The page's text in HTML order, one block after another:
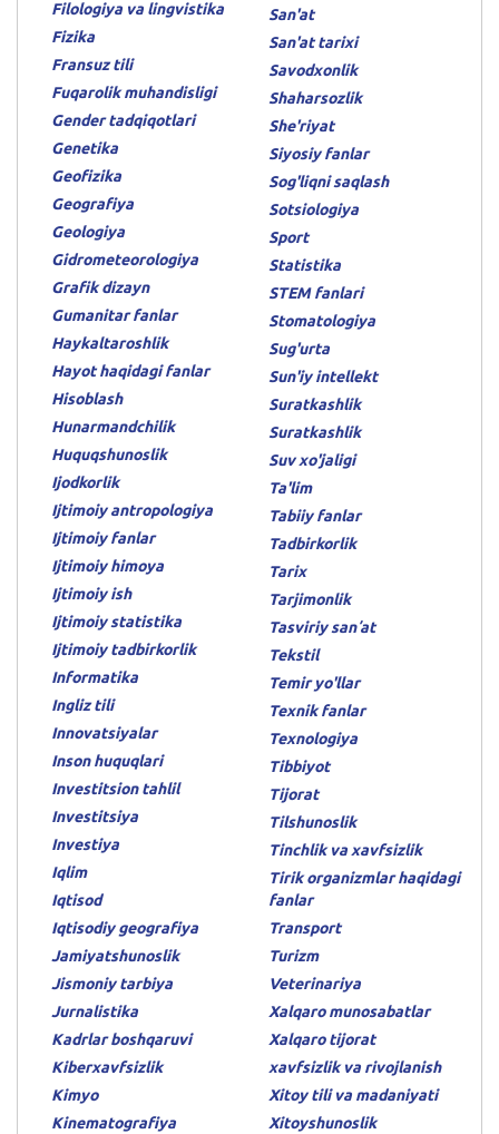
Filologiya va lingvistika
Fizika
Fransuz tili
Fuqarolik muhandisligi
Gender tadqiqotlari
Genetika
Geofizika
Geografiya
Geologiya
Gidrometeorologiya
Grafik dizayn
Gumanitar fanlar
Haykaltaroshlik
Hayot haqidagi fanlar
Hisoblash
Hunarmandchilik
Huquqshunoslik
Ijodkorlik
Ijtimoiy antropologiya
Ijtimoiy fanlar
Ijtimoiy himoya
Ijtimoiy ish
Ijtimoiy statistika
Ijtimoiy tadbirkorlik
Informatika
Ingliz tili
Innovatsiyalar
Inson huquqlari
Investitsion tahlil
Investitsiya
Investiya
Iqlim
Iqtisod
Iqtisodiy geografiya
Jamiyatshunoslik
Jismoniy tarbiya
Jurnalistika
Kadrlar boshqaruvi
Kiberxavfsizlik
Kimyo
Kinematografiya
San'at
San'at tarixi
Savodxonlik
Shaharsozlik
She'riyat
Siyosiy fanlar
Sog'liqni saqlash
Sotsiologiya
Sport
Statistika
STEM fanlari
Stomatologiya
Sug'urta
Sun'iy intellekt
Suratkashlik
Suratkashlik
Suv xo'jaligi
Ta'lim
Tabiiy fanlar
Tadbirkorlik
Tarix
Tarjimonlik
Tasviriy sanʼat
Tekstil
Temir yo'llar
Texnik fanlar
Texnologiya
Tibbiyot
Tijorat
Tilshunoslik
Tinchlik va xavfsizlik
Tirik organizmlar haqidagi
fanlar
Transport
Turizm
Veterinariya
Xalqaro munosabatlar
Xalqaro tijorat
xavfsizlik va rivojlanish
Xitoy tili va madaniyati
Xitoyshunoslik